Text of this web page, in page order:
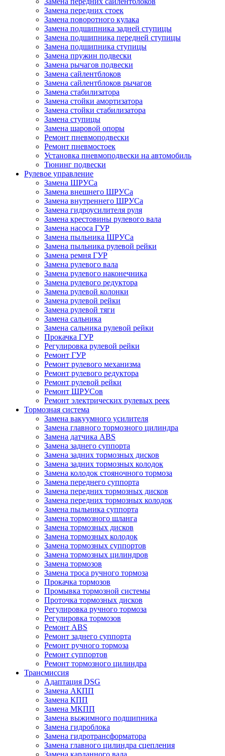
Замена передних стоек
Замена поворотного кулака
Замена подшипника задней ступицы
Замена подшипника передней ступицы
Замена подшипника ступицы
Замена пружин подвески
Замена рычагов подвески
Замена сайлентблоков
Замена сайлентблоков рычагов
Замена стабилизатора
Замена стойки амортизатора
Замена стойки стабилизатора
Замена ступицы
Замена шаровой опоры
Ремонт пневмоподвески
Ремонт пневмостоек
Установка пневмоподвески на автомобиль
Тюнинг подвески
Рулевое управление
Замена ШРУСа
Замена внешнего ШРУСа
Замена внутреннего ШРУСа
Замена гидроусилителя руля
Замена крестовины рулевого вала
Замена насоса ГУР
Замена пыльника ШРУСа
Замена пыльника рулевой рейки
Замена ремня ГУР
Замена рулевого вала
Замена рулевого наконечника
Замена рулевого редуктора
Замена рулевой колонки
Замена рулевой рейки
Замена рулевой тяги
Замена сальника
Замена сальника рулевой рейки
Прокачка ГУР
Регулировка рулевой рейки
Ремонт ГУР
Ремонт рулевого механизма
Ремонт рулевого редуктора
Ремонт рулевой рейки
Ремонт ШРУСов
Ремонт электрических рулевых реек
Тормозная система
Замена вакуумного усилителя
Замена главного тормозного цилиндра
Замена датчика ABS
Замена заднего суппорта
Замена задних тормозных дисков
Замена задних тормозных колодок
Замена колодок стояночного тормоза
Замена переднего суппорта
Замена передних тормозных дисков
Замена передних тормозных колодок
Замена пыльника суппорта
Замена тормозного шланга
Замена тормозных дисков
Замена тормозных колодок
Замена тормозных суппортов
Замена тормозных цилиндров
Замена тормозов
Замена троса ручного тормоза
Прокачка тормозов
Промывка тормозной системы
Проточка тормозных дисков
Регулировка ручного тормоза
Регулировка тормозов
Ремонт ABS
Ремонт заднего суппорта
Ремонт ручного тормоза
Ремонт суппортов
Ремонт тормозного цилиндра
Трансмиссия
Адаптация DSG
Замена АКПП
Замена КПП
Замена МКПП
Замена выжимного подшипника
Замена гидроблока
Замена гидротрансформатора
Замена главного цилиндра сцепления
Замена карданного вала